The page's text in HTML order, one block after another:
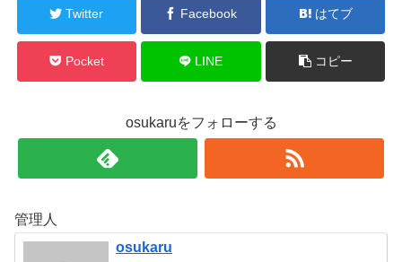
Twitter Facebook はてブ
Pocket LINE コピー
osukaruをフォローする
管理人
osukaru